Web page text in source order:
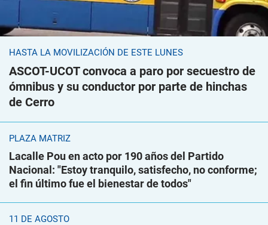
HASTA LA MOVILIZACIÓN DE ESTE LUNES
ASCOT-UCOT convoca a paro por secuestro de
ómnibus y su conductor por parte de hinchas
de Cerro
PLAZA MATRIZ
Lacalle Pou en acto por 190 años del Partido
Nacional: "Estoy tranquilo, satisfecho, no conforme;
el fin último fue el bienestar de todos"
11 DE AGOSTO